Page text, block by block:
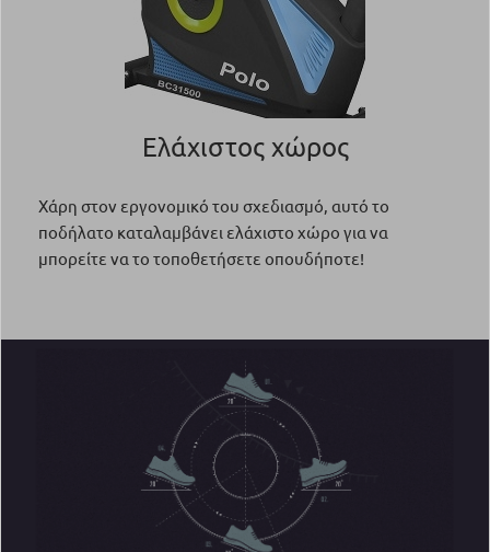
Ελάχιστος χώρος
Χάρη στον εργονομικό του σχεδιασμό, αυτό το
ποδήλατο καταλαμβάνει ελάχιστο χώρο για να
μπορείτε να το τοποθετήσετε οπουδήποτε!